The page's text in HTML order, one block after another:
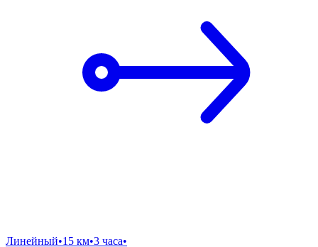
Линейный•15 км•3 часа•